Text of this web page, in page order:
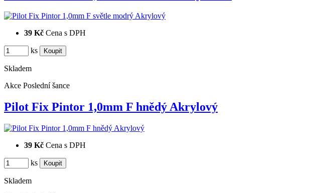
39 Kč Cena s DPH
ks
Skladem
Akce Poslední šance
Pilot Fix Pintor 1,0mm F hnědý Akrylový
39 Kč Cena s DPH
ks
Skladem